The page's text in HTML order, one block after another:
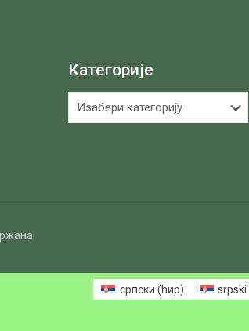
Категорије
Категорије
српски (ћир) srpski